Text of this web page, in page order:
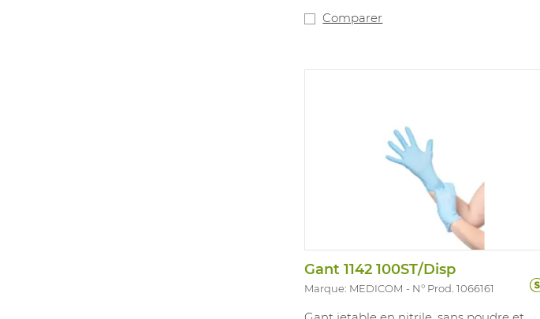
Comparer
Gant 1142 100ST/Disp
Marque: MEDICOM N° Prod. 1066161